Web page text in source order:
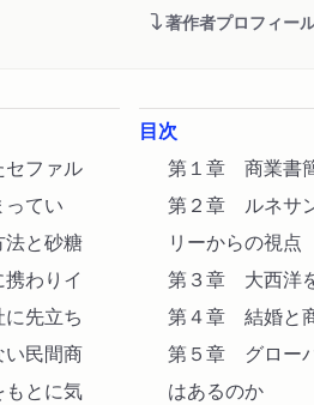
著作者プロフィー
ファル
てい
と砂糖
わりイ
先立ち
民間商
とに気
目次
第１章 商業書
第２章 ルネサ
リーからの視点
第３章 大西洋
第４章 結婚と
第５章 グロー
はあるのか